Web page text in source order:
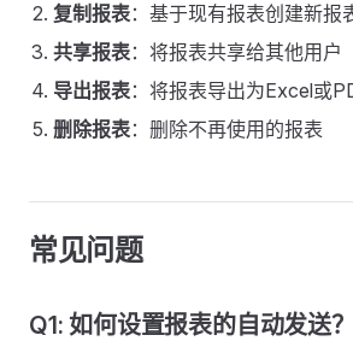
复制报表：基于现有报表创建新报
共享报表：将报表共享给其他用户
导出报表：将报表导出为Excel或
删除报表：删除不再使用的报表
常见问题
Q1: 如何设置报表的自动发送？